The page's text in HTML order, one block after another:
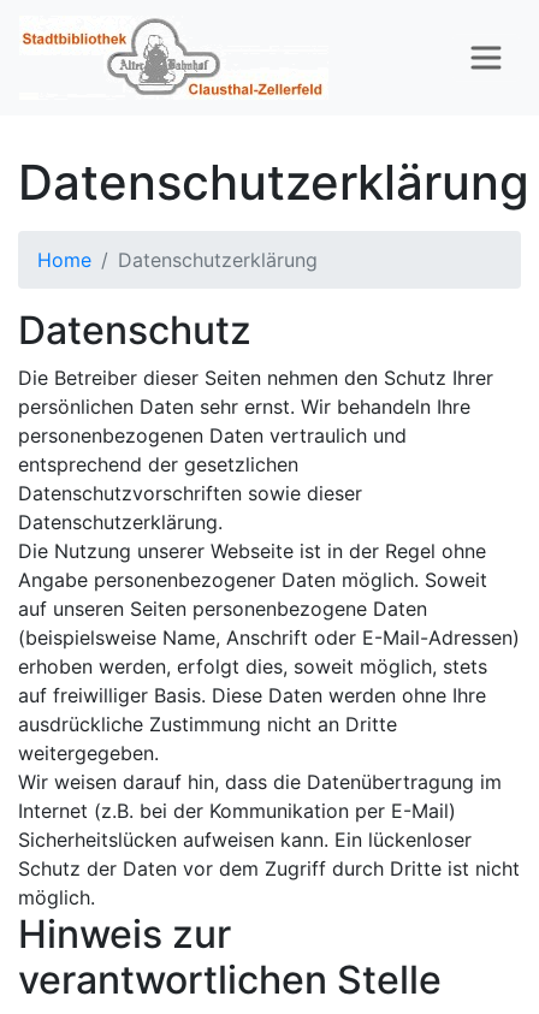
Datenschutzerklärung
Home Datenschutzerklärung
Datenschutz
Die Betreiber dieser Seiten nehmen den Schutz Ihrer
persönlichen Daten sehr ernst. Wir behandeln Ihre
personenbezogenen Daten vertraulich und
entsprechend der gesetzlichen
Datenschutzvorschriften sowie dieser
Datenschutzerklärung.
Die Nutzung unserer Webseite ist in der Regel ohne
Angabe personenbezogener Daten möglich. Soweit
auf unseren Seiten personenbezogene Daten
(beispielsweise Name, Anschrift oder E-Mail-Adressen)
erhoben werden, erfolgt dies, soweit möglich, stets
auf freiwilliger Basis. Diese Daten werden ohne Ihre
ausdrückliche Zustimmung nicht an Dritte
weitergegeben.
Wir weisen darauf hin, dass die Datenübertragung im
Internet (z.B. bei der Kommunikation per E-Mail)
Sicherheitslücken aufweisen kann. Ein lückenloser
Schutz der Daten vor dem Zugriff durch Dritte ist nicht
möglich.
Hinweis zur
verantwortlichen Stelle